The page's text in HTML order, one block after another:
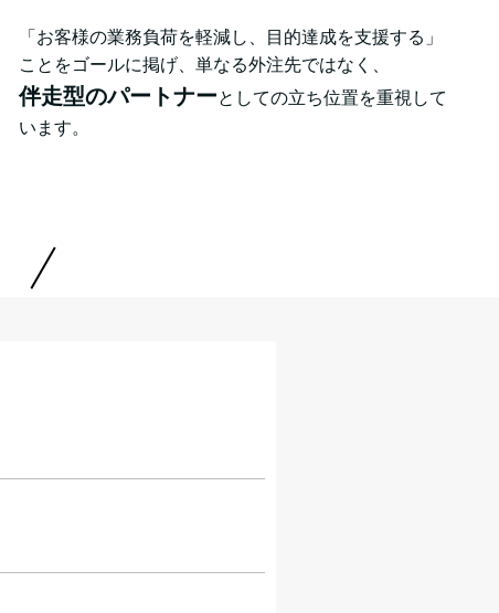
「お客様の業務負荷を軽減し、目的達成を支援する」
ことをゴールに掲げ、単なる外注先ではなく、
伴走型のパートナーとしての立ち位置を重視して
います。